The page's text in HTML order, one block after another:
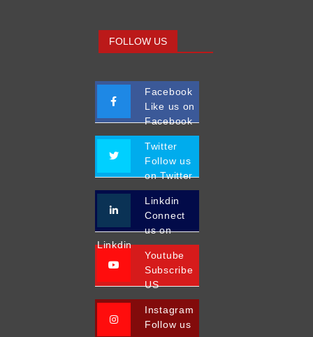
FOLLOW US
Facebook
Like us on
Facebook
Twitter
Follow us
on Twitter
Linkdin
Connect
us on
Linkdin
Youtube
Subscribe
US
Instagram
Follow us